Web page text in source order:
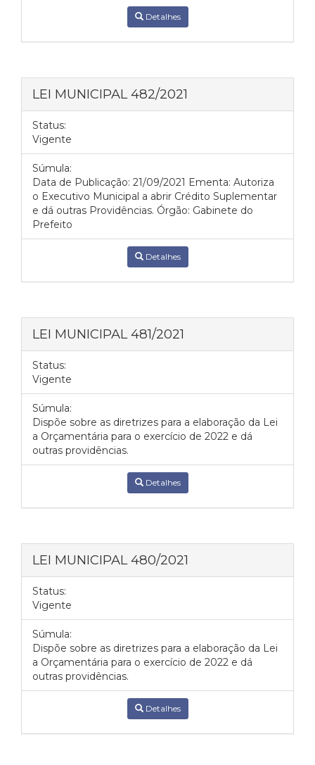
Detalhes
LEI MUNICIPAL 482/2021
Status:
Vigente
Súmula:
Data de Publicação: 21/09/2021 Ementa: Autoriza
o Executivo Municipal a abrir Crédito Suplementar
e dá outras Providências. Órgão: Gabinete do
Prefeito
Detalhes
LEI MUNICIPAL 481/2021
Status:
Vigente
Súmula:
Dispõe sobre as diretrizes para a elaboração da Lei
а Orçamentária para o exercício de 2022 e dá
outras providências.
Detalhes
LEI MUNICIPAL 480/2021
Status:
Vigente
Súmula:
Dispõe sobre as diretrizes para a elaboração da Lei
а Orçamentária para o exercício de 2022 e dá
outras providências.
Detalhes